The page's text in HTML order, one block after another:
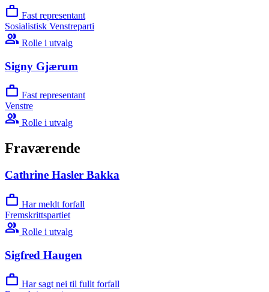
work Fast representant
Sosialistisk Venstreparti
group Rolle i utvalg
Signy Gjærum
work Fast representant
Venstre
group Rolle i utvalg
Fraværende
Cathrine Hasler Bakka
work Har meldt forfall
Fremskrittspartiet
group Rolle i utvalg
Sigfred Haugen
work Har sagt nei til fullt forfall